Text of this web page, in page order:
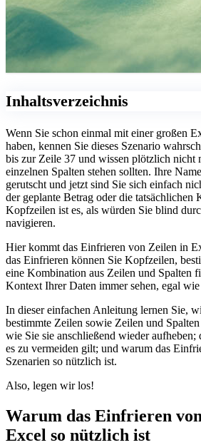
Inhaltsverzeichnis
Wenn Sie schon einmal mit einer großen
haben, kennen Sie dieses Szenario
bis zur Zeile 37 und wissen plötzlich nicht
einzelnen Spalten stehen sollten. Ihre
gerutscht und jetzt sind Sie sich einfach
der geplante Betrag oder die tatsächlichen
Kopfzeilen ist es, als würden Sie blind
navigieren.
Hier kommt das Einfrieren von Zeilen in
das Einfrieren können Sie Kopfzeilen,
eine Kombination aus Zeilen und Spalten
Kontext Ihrer Daten immer sehen, egal
In dieser einfachen Anleitung lernen Sie,
bestimmte Zeilen sowie Zeilen und
wie Sie sie anschließend wieder aufheben;
es zu vermeiden gilt; und warum das
Szenarien so nützlich ist.
Also, legen wir los!
Warum das Einfrieren
Excel so nützlich ist